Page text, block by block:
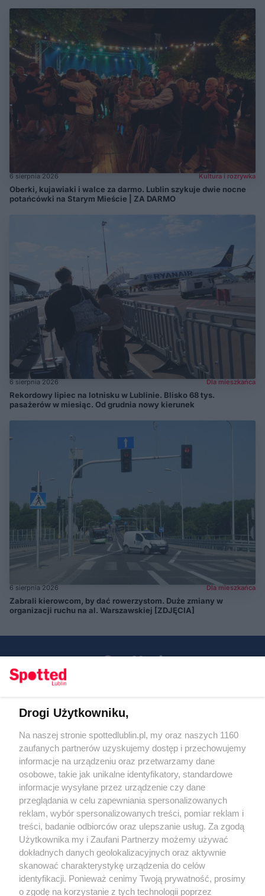
6 sierpnia 2026 Kultura i rozrywka
Oberki, kujawiaki i walce za darmo. Lublin szykuje dwie nocne
potańcówki na Starym Mieście | ZA DARMO
6 sierpnia 2026 Dla mieszkańca
Rekordowy lipiec na lotnisku w Lublinie. Blisko 68 tys.
pasażerów w miesiąc. Od grudnia nowy kierunek
6 sierpnia 2026 Dla mieszkańca
Zabrali kierowcom, by dać rowerzystom. Duże zmiany w
organizacji ruchu na al. Warszawskiej [ZDJĘCIA]
KATEGORIE
OGŁOSZENIA
WYDARZENIA
NA SKRÓTY
Regulamin
Polityka prywatności
RODO
Warunki korzystania z treści
Drogi Użytkowniku,
Na naszej stronie spottedlublin.pl, my oraz naszych 1160
zaufanych partnerów uzyskujemy dostęp i przechowujemy
informacje na urządzeniu oraz przetwarzamy dane
osobowe, takie jak unikalne identyfikatory, standardowe
informacje wysyłane przez urządzenie czy dane
przeglądania w celu zapewniania spersonalizowanych
reklam, wybór spersonalizowanych treści, pomiar reklam i
treści, badanie odbiorców oraz ulepszanie usług. Za zgodą
Użytkownika my i Zaufani Partnerzy możemy używać
dokładnych danych geolokalizacyjnych oraz aktywnie
skanować charakterystykę urządzenia do celów
identyfikacji. Ponieważ cenimy Twoją prywatność, prosimy
o zgodę na korzystanie z tych technologii poprzez